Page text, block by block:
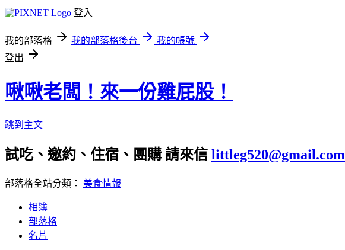
登入
我的部落格 我的部落格後台
我的帳號
登出
啾啾老闆！來一份雞屁股！
跳到主文
試吃、邀約、住宿、團購 請來信 littleg520@gmail.com
部落格全站分類： 美食情報
相簿
部落格
名片